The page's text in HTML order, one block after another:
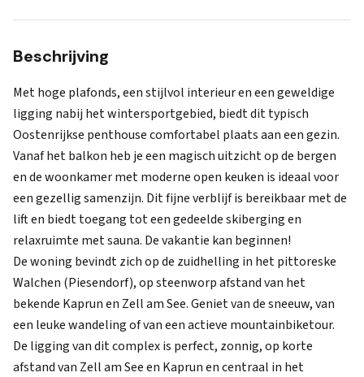
Beschrijving
Met hoge plafonds, een stijlvol interieur en een geweldige
ligging nabij het wintersportgebied, biedt dit typisch
Oostenrijkse penthouse comfortabel plaats aan een gezin.
Vanaf het balkon heb je een magisch uitzicht op de bergen
en de woonkamer met moderne open keuken is ideaal voor
een gezellig samenzijn. Dit fijne verblijf is bereikbaar met de
lift en biedt toegang tot een gedeelde skiberging en
relaxruimte met sauna. De vakantie kan beginnen!
De woning bevindt zich op de zuidhelling in het pittoreske
Walchen (Piesendorf), op steenworp afstand van het
bekende Kaprun en Zell am See. Geniet van de sneeuw, van
een leuke wandeling of van een actieve mountainbiketour.
De ligging van dit complex is perfect, zonnig, op korte
afstand van Zell am See en Kaprun en centraal in het